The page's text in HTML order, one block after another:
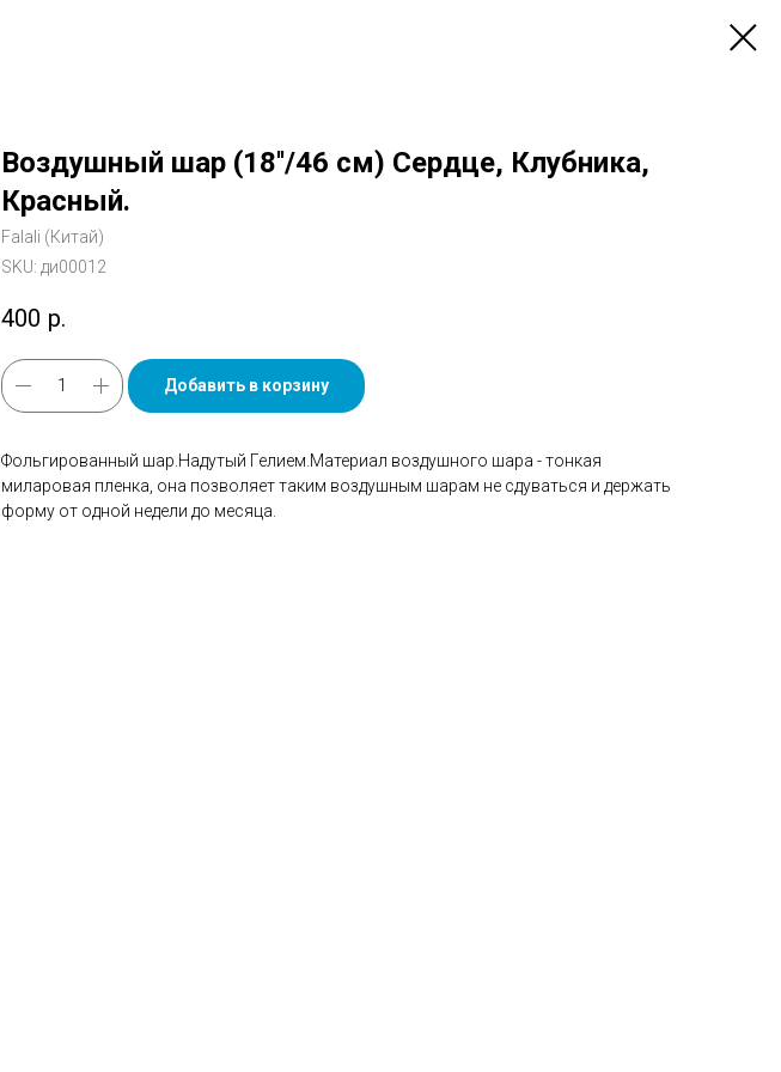
Воздушный шар (18''/46 см) Сердце, Клубника,
Красный.
Falali (Китай)
SKU: ди00012
400 р.
Добавить в корзину
Фольгированный шар.Надутый Гелием.Материал воздушного шара - тонкая
миларовая пленка, она позволяет таким воздушным шарам не сдуваться и держать
форму от одной недели до месяца.